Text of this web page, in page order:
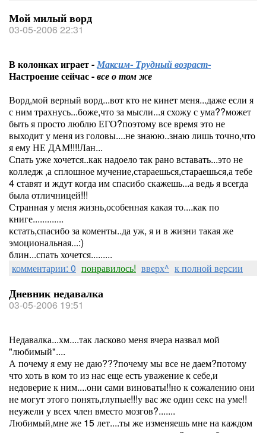
Мой милый ворд
03-05-2006 22:31
В колонках играет -Максим- Трудный возраст-
Настроение сейчас -все о том же
Ворд,мой верный ворд...вот кто не кинет меня...даже если я
с ним трахнусь...боже,что за мысли...я схожу с ума??может
быть я просто люблю ЕГО?поэтому все время это не
выходит у меня из головы....не знаюю..знаю лишь точно,что
я ему НЕ ДАМ!!!!Лан...
Спать уже хочется..как надоело так рано вставать...это не
колледж ,а сплошное мучение,стараешься,стараешься,а тебе
4 ставят и ждут когда им спасибо скажешь...а ведь я всегда
была отличницей!!!
Странная у меня жизнь,особенная какая то....как по
книге.............
кстать,спасибо за коменты..да уж, я и в жизни такая же
эмоциональная...:)
блин...спать хочется.........
комментарии: 0 понравилось! вверх^ к полной версии
Дневник недавалка
03-05-2006 19:51
Недавалка...хм....так ласково меня вчера назвал мой
"любимый"....
А почему я ему не даю???почему мы все не даем?потому
что хоть в ком то из нас еще есть уважение к себе,и
недоверие к ним....они сами виноваты!!но к сожалению они
не могут этого понять,глупые!!!у вас же один секс на уме!!
неужели у всех член вместо мозгов?.......
Любимый,мне же 15 лет....ты же изменяешь мне на каждом